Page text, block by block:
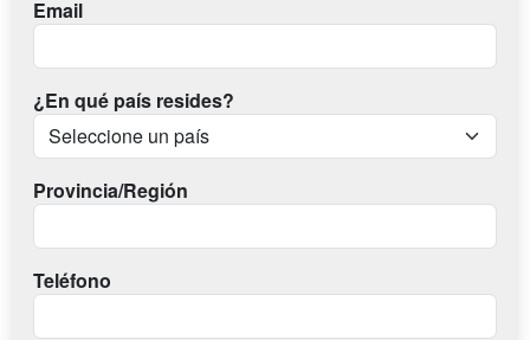
Email
¿En qué país resides?
Provincia/Región
Teléfono